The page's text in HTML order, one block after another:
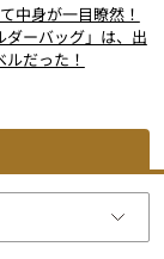
中身が一目瞭然！
ダーバッグ」は、出
だった！